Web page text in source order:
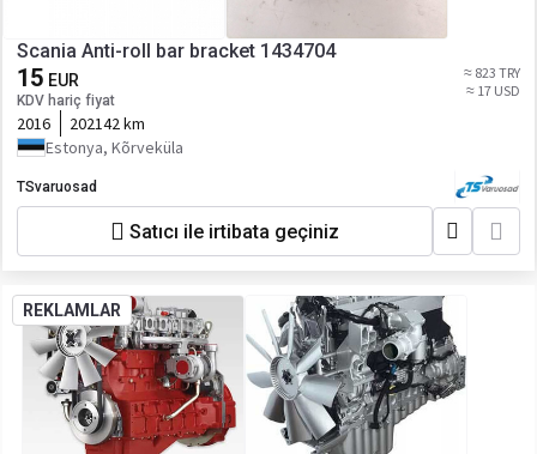
Scania Anti-roll bar bracket 1434704
15 EUR
KDV hariç fiyat
≈ 823 TRY
≈ 17 USD
2016
202142 km
Estonya, Kõrveküla
TSvaruosad
Satıcı ile irtibata geçiniz
REKLAMLAR